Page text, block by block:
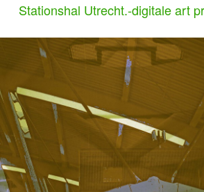
Stationshal Utrecht.-digitale art